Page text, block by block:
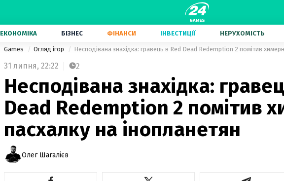
ЕКОНОМІКА БІЗНЕС ФІНАНСИ ІНВЕСТИЦІЇ НЕРУХОМІСТЬ
Games Огляд ігор Несподівана знахідка: гравець в Red Dead Redemption 2 помітив
31 липня, 22:22 2
Несподівана знахідка:
Dead Redemption 2 помітив
пасхалку на інопланетян
Олег Шагалієв